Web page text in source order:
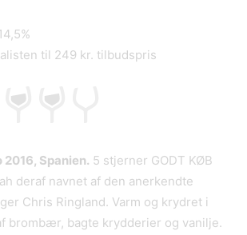
til 249 kr. tilbudspris
Spanien. 5 stjerner GODT KØB
deraf navnet af den anerkendte
Chris Ringland. Varm og krydret i
brombær, bagte krydderier og vanilje.